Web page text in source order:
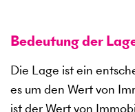
Bedeutung der
Die Lage ist ein
es um den Wert von
ist der Wert von